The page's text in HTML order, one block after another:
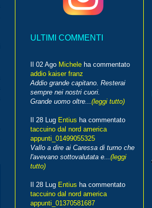
ULTIMI COMMENTI
Il 02 Ago Michele ha commentato
addio kaiser franz
Addio grande capitano. Resterai
sempre nei nostri cuori.
Grande uomo oltre...(leggi tutto)
Il 28 Lug Entius ha commentato
taccuino dal nord america
appunti_01499055325
Vallo a dire ai Caressa di turno che
l'avevano sottovalutata e...(leggi
tutto)
Il 28 Lug Entius ha commentato
taccuino dal nord america
appunti_01370581687